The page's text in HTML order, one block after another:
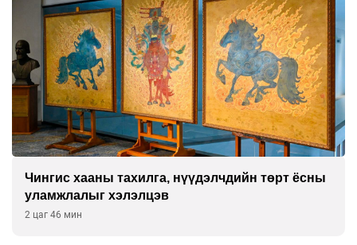
Чингис хааны тахилга, нүүдэлчдийн төрт ёсны
уламжлалыг хэлэлцэв
2 цаг 46 мин